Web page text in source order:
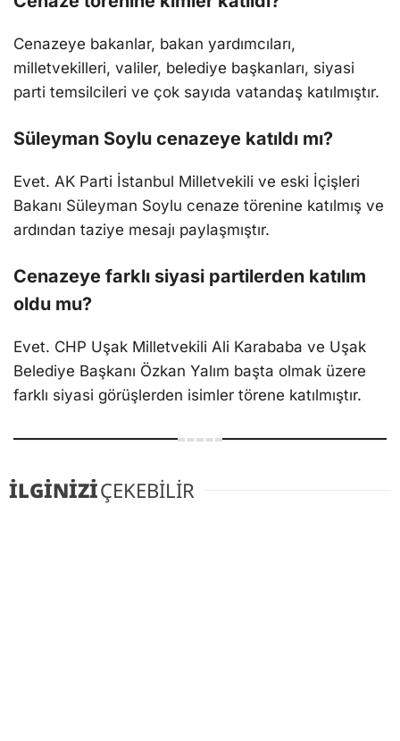
Cenazeye bakanlar, bakan yardımcıları,
milletvekilleri, valiler, belediye başkanları, siyasi
parti temsilcileri ve çok sayıda vatandaş katılmıştır.
Süleyman Soylu cenazeye katıldı mı?
Evet. AK Parti İstanbul Milletvekili ve eski İçişleri
Bakanı Süleyman Soylu cenaze törenine katılmış ve
ardından taziye mesajı paylaşmıştır.
Cenazeye farklı siyasi partilerden katılım
oldu mu?
Evet. CHP Uşak Milletvekili Ali Karababa ve Uşak
Belediye Başkanı Özkan Yalım başta olmak üzere
farklı siyasi görüşlerden isimler törene katılmıştır.
İLGİNİZİÇEKEBİLİR